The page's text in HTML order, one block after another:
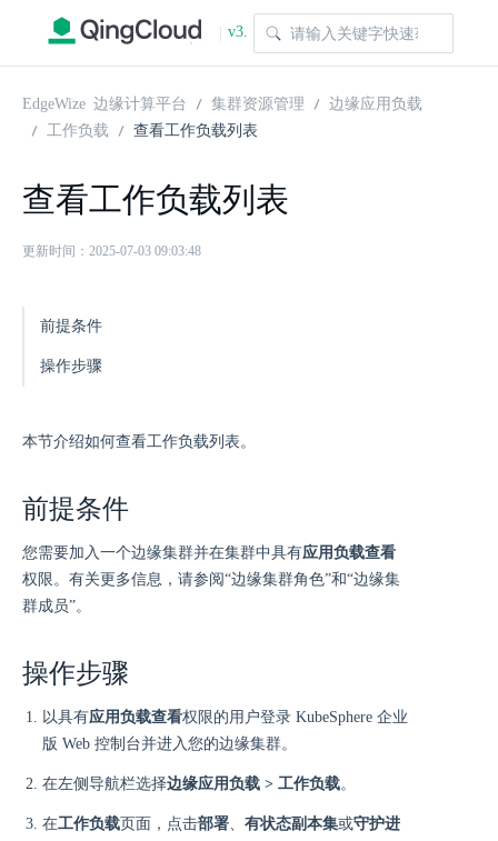
| v3.
1.0
EdgeWize 边缘计算平台 集群资源管理
边缘应用负载
工作负载
查看工作负载列表
查看工作负载列表
更新时间：2025-07-03 09:03:48
前提条件
操作步骤
本节介绍如何查看工作负载列表。
前提条件
您需要加入一个边缘集群并在集群中具有应用负载查看
权限。有关更多信息，请参阅“边缘集群角色”和“边缘集
群成员”。
操作步骤
以具有应用负载查看权限的用户登录 KubeSphere 企业
版 Web 控制台并进入您的边缘集群。
在左侧导航栏选择边缘应用负载 > 工作负载。
在工作负载页面，点击部署、 有状态副本集或守护进